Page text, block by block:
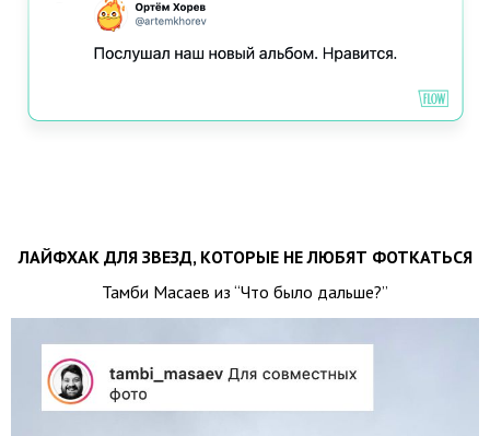
ЛАЙФХАК ДЛЯ ЗВЕЗД, КОТОРЫЕ НЕ ЛЮБЯТ ФОТКАТЬСЯ
Тамби Масаев из “Что было дальше?”